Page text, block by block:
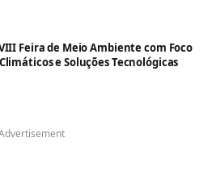
Feira de Meio Ambiente com Foco
e Soluções Tecnológicas